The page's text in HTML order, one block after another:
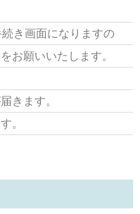
き画面になりますの
お願いいたします。
きます。
。